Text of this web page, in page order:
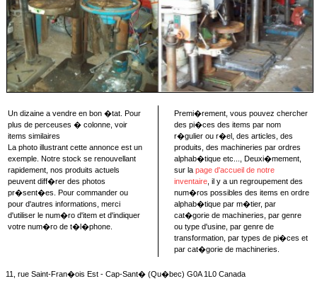
Un dizaine a vendre en bon �tat. Pour
plus de perceuses � colonne, voir
items similaires
La photo illustrant cette annonce est un
exemple. Notre stock se renouvellant
rapidement, nos produits actuels
peuvent diff�rer des photos
pr�sent�es. Pour commander ou
pour d'autres informations, merci
d'utiliser le num�ro d'item et d'indiquer
votre num�ro de t�l�phone.
Premi�rement, vous pouvez chercher
des pi�ces des items par nom
r�gulier ou r�el, des articles, des
produits, des machineries par ordres
alphab�tique etc..., Deuxi�mement,
sur la page d'accueil de notre
inventaire , il y a un regroupement des
num�ros possibles des items en ordre
alphab�tique par m�tier, par
cat�gorie de machineries, par genre
ou type d'usine, par genre de
transformation, par types de pi�ces et
par cat�gorie de machineries.
11, rue Saint-Fran�ois Est - Cap-Sant� (Qu�bec) G0A 1L0 Canada